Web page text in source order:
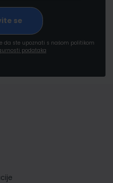
da ste upoznati s našom politikom
podataka